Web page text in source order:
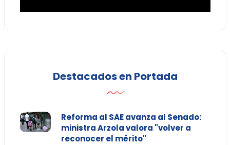
Destacados en Portada
Reforma al SAE avanza al Senado:
ministra Arzola valora "volver a
reconocer el mérito"